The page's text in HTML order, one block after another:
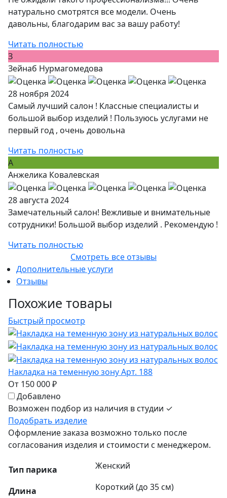
натурально смотрятся все модели. Очень
давольны, благодарим вас за вашу работу!
Читать полностью
З
Зейнаб Нурмагомедова
28 ноября 2024
Самый лучший салон ! Классные специалисты и
большой выбор изделий ! Пользуюсь услугами не
первый год , очень довольна
Читать полностью
А
Анжелика Ковалевская
28 августа 2024
Замечательный салон! Вежливые и внимательные
сотрудники! Большой выбор изделий . Рекомендую !
Читать полностью
Смотреть все отзывы
Дополнительные услуги
Отзывы
Похожие товары
Быстрый просмотр
Накладка на теменную зону Арт. 188
От 150 000 ₽
Добавлено
Возможен подбор из наличия в студии ✓
Подобрать изделие
Оформление заказа возможно только после
согласования изделия и стоимости с менеджером.
Тип парика Женский
Длина Короткий (до 35 см)